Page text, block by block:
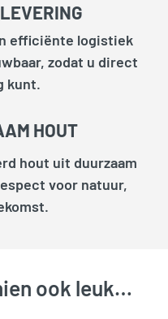
efficiënte logistiek
zodat u direct
kunt.
HOUT
hout uit duurzaam
voor natuur,
ook leuk…